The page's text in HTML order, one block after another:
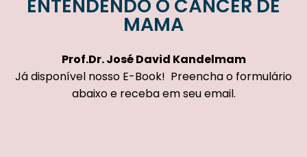
ENTENDENDO O CÂNCER DE
MAMA
Prof.Dr.José David Kandelmam
Já disponível nosso E-Book! Preencha o formulário
abaixo e receba em seu email.